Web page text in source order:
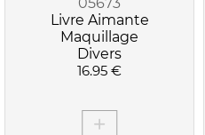
Livre Aimante
Maquillage
Divers
16.95 €